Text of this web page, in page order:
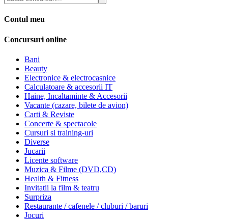
Contul meu
Concursuri online
Bani
Beauty
Electronice & electrocasnice
Calculatoare & accesorii IT
Haine, Incaltaminte & Accesorii
Vacante (cazare, bilete de avion)
Carti & Reviste
Concerte & spectacole
Cursuri si training-uri
Diverse
Jucarii
Licente software
Muzica & Filme (DVD,CD)
Health & Fitness
Invitatii la film & teatru
Surpriza
Restaurante / cafenele / cluburi / baruri
Jocuri